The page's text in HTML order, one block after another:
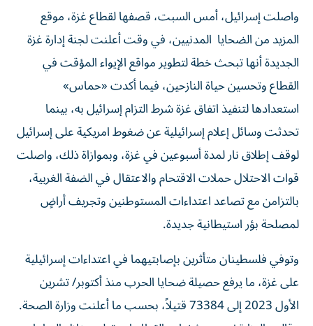
المزيد من الضحايا المدنيين، في وقت أعلنت لجنة إدارة غزة
الجديدة أنها تبحث خطة لتطوير مواقع الإيواء المؤقت في
القطاع وتحسين حياة النازحين، فيما أكدت «حماس»
استعدادها لتنفيذ اتفاق غزة شرط التزام إسرائيل به، بينما
تحدثت وسائل إعلام إسرائيلية عن ضغوط امريكية على إسرائيل
لوقف إطلاق نار لمدة أسبوعين في غزة، وبموازاة ذلك، واصلت
قوات الاحتلال حملات الاقتحام والاعتقال في الضفة الغربية،
بالتزامن مع تصاعد اعتداءات المستوطنين وتجريف أراضٍ
لمصلحة بؤر استيطانية جديدة.
وتوفي فلسطينان متأثرين بإصابتيهما في اعتداءات إسرائيلية
على غزة، ما يرفع حصيلة ضحايا الحرب منذ أكتوبر/ تشرين
الأول 2023 إلى 73384 قتيلاً، بحسب ما أعلنت وزارة الصحة.
وقالت الوزارة إن مستشفيات القطاع استقبلت خلال الساعات